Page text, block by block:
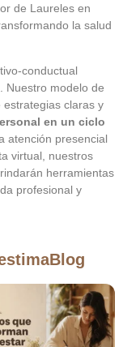
de Laureles en
la salud
conductual
Nuestro modelo de
claras y
en un ciclo
atención presencial
virtual, nuestros
herramientas
profesional y
Blog